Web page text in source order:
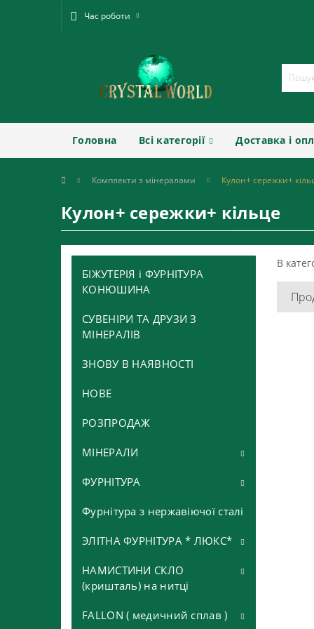
Час роботи
Головна Всі категорії Доставка і
Комплекти з мінералами Кулон+ сережки+
Кулон+ сережки+ кільце
БІЖУТЕРІЯ і ФУРНІТУРА
КОНЮШИНА
СУВЕНІРИ ТА ДРУЗИ З
МІНЕРАЛІВ
ЗНОВУ В НАЯВНОСТІ
НОВЕ
РОЗПРОДАЖ
МІНЕРАЛИ
Іоліт
Авантюрин
Авантюрин зелений
Авантюрин коричневий та
Агат
Агат *морозний*, *сніговий*
Агат глянцевий
Агат грань
Азурит
Азурмалахіт
Аквамарин
ФУРНІТУРА
Бейли
Бусина металічна
Бусина пластикова
Фурнітура з нержавіючої сталі
ЭЛІТНА ФУРНІТУРА * ЛЮКС*
Бейли
НАМИСТИНИ СКЛО
(кришталь) на нитці
Біконуси
FALLON ( медичний сплав )
В